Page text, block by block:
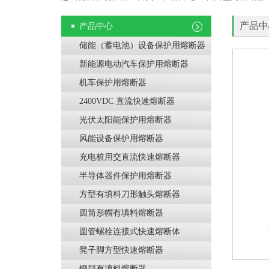
产品中心
储能（蓄电池）设备保护用熔断器
新能源电动汽车保护用熔断器
机车保护用熔断器
2400VDC 直流快速熔断器
光伏太阳能保护用熔断器
风能设备保护用熔断器
充电桩用交直流快速熔断器
半导体器件保护用熔断器
方型有填料刀形触头熔断器
圆筒形帽有填料熔断器
圆管螺栓连接式快速熔断体
凳子脚方型快速熔断器
产品